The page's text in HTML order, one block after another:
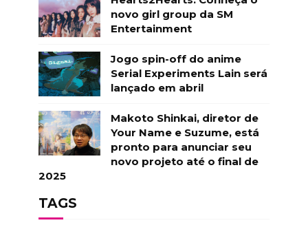
novo girl group da SM
Entertainment
Jogo spin-off do anime
Serial Experiments Lain será
lançado em abril
Makoto Shinkai, diretor de
Your Name e Suzume, está
pronto para anunciar seu
novo projeto até o final de
2025
TAGS